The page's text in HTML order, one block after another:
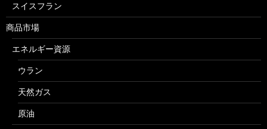
スイスフラン
商品市場
エネルギー資源
ウラン
天然ガス
原油